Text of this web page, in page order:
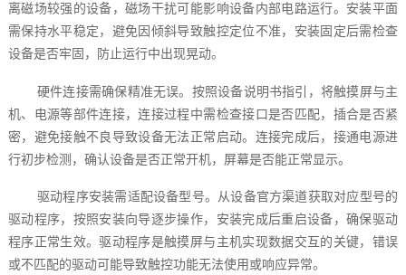
离磁场较强的设备，磁场干扰可能影响设备内部电路运行。安装平面
需保持水平稳定，避免因倾斜导致触控定位不准，安装固定后需检查
设备是否牢固，防止运行中出现晃动。
硬件连接需确保精准无误。按照设备说明书指引，将触摸屏与主
机、电源等部件连接，连接过程中需检查接口是否匹配，插合是否紧
密，避免接触不良导致设备无法正常启动。连接完成后，接通电源进
行初步检测，确认设备是否正常开机，屏幕是否能正常显示。
驱动程序安装需适配设备型号。从设备官方渠道获取对应型号的
驱动程序，按照安装向导逐步操作，安装完成后重启设备，确保驱动
程序正常生效。驱动程序是触摸屏与主机实现数据交互的关键，错误
或不匹配的驱动可能导致触控功能无法使用或响应异常。